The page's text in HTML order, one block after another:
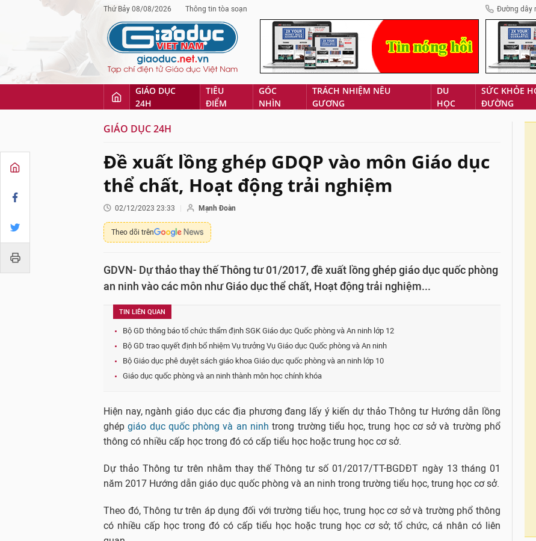
Thứ Bảy 08/08/2026 Thông tin tòa soạn Đường dây
GIÁO DỤC
24H
TIÊU
ĐIỂM
GÓC
NHÌN
TRÁCH NHIỆM NÊU
GƯƠNG
DU
HỌC
SỨC KHỎE
ĐƯỜNG
GIÁO DỤC 24H
Đề xuất lồng ghép GDQP vào môn Giáo dục
thể chất, Hoạt động trải nghiệm
02/12/2023 23:33 Mạnh Đoàn
Theo dõi trên
GDVN- Dự thảo thay thế Thông tư 01/2017, đề xuất lồng ghép giáo dục quốc phòng
an ninh vào các môn như Giáo dục thể chất, Hoạt động trải nghiệm...
TIN LIÊN QUAN
Bộ GD thông báo tổ chức thẩm định SGK Giáo dục Quốc phòng và An ninh lớp 12
Bộ GD trao quyết định bổ nhiệm Vụ trưởng Vụ Giáo dục Quốc phòng và An ninh
Bộ Giáo dục phê duyệt sách giáo khoa Giáo dục quốc phòng và an ninh lớp 10
Giáo dục quốc phòng và an ninh thành môn học chính khóa
Hiện nay, ngành giáo dục các địa phương đang lấy ý kiến dự thảo Thông tư Hướng dẫn lồng
ghépgiáo dục quốc phòng và an ninhtrong trường tiểu học, trung học cơ sở và trường phổ
thông có nhiều cấp học trong đó có cấp tiểu học hoặc trung học cơ sở.
Dự thảo Thông tư trên nhằm thay thế Thông tư số 01/2017/TT-BGDĐT ngày 13 tháng 01
năm 2017 Hướng dẫn giáo dục quốc phòng và an ninh trong trường tiểu học, trung học cơ sở.
Theo đó, Thông tư trên áp dụng đối với trường tiểu học, trung học cơ sở và trường phổ thông
có nhiều cấp học trong đó có cấp tiểu học hoặc trung học cơ sở; tổ chức, cá nhân có liên